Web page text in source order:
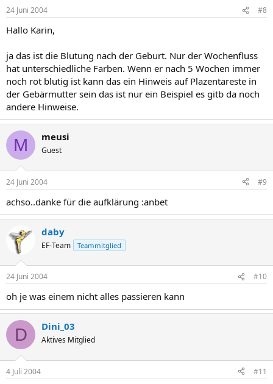
24 Juni 2004 #8
Hallo Karin,
ja das ist die Blutung nach der Geburt. Nur der Wochenfluss
hat unterschiedliche Farben. Wenn er nach 5 Wochen immer
noch rot blutig ist kann das ein Hinweis auf Plazentareste in
der Gebärmutter sein das ist nur ein Beispiel es gitb da noch
andere Hinweise.
M meusi
Guest
24 Juni 2004 #9
achso..danke für die aufklärung :anbet
daby
EF-Team Teammitglied
24 Juni 2004 #10
oh je was einem nicht alles passieren kann
D Dini_03
Aktives Mitglied
4 Juli 2004 #11